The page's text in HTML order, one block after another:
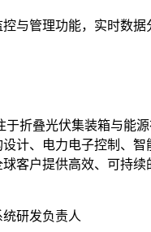
与管理功能，实时数据
于折叠光伏集装箱与能
计、电力电子控制、智
客户提供高效、可持续